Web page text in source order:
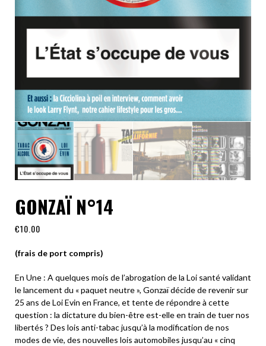
GONZAÏ N°14
€10.00
(frais de port compris)
En Une : A quelques mois de l’abrogation de la Loi santé validant
le lancement du « paquet neutre », Gonzaï décide de revenir sur
25 ans de Loi Evin en France, et tente de répondre à cette
question : la dictature du bien-être est-elle en train de tuer nos
libertés ? Des lois anti-tabac jusqu’à la modification de nos
modes de vie, des nouvelles lois automobiles jusqu’au « cinq